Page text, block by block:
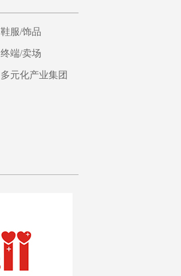
鞋服/饰品
终端/卖场
多元化产业集团